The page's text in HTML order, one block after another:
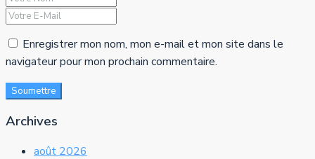
Enregistrer mon nom, mon e-mail et mon site dans le
navigateur pour mon prochain commentaire.
Soumettre
Archives
août 2026